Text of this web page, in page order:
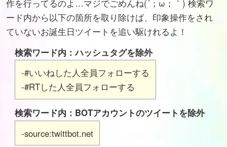
作を行ってるのよ…マジでごめんね(´；ω；｀) 検索ワ
ード内から以下の箇所を取り除けば、印象操作をされ
ていないお誕生日ツイートを追い駆けれるよ！
検索ワード内：ハッシュタグを除外
-#いいねした人全員フォローする
-#RTした人全員フォローする
検索ワード内：BOTアカウントのツイートを除外
-source:twittbot.net